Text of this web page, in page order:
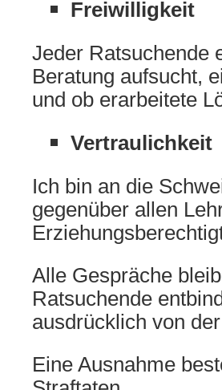
Freiwilligkeit
Jeder Ratsuchende
Beratung aufsucht,
und ob erarbeitete
Vertraulichkeit
Ich bin an die
gegenüber allen
Alle Gespräche
Ratsuchende
ausdrücklich von
Eine Ausnahme